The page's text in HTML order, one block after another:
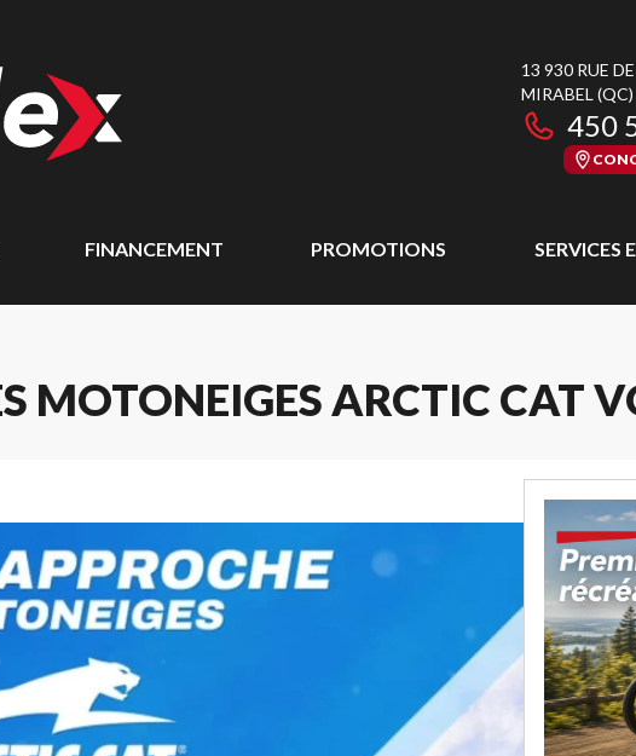
13 930 RUE
MIRABEL (QC)
450
FINANCEMENT PROMOTIONS SERVICES
MOTONEIGES ARCTIC CAT